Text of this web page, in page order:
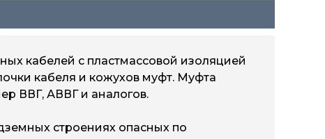
кабелей с пластмассовой изоляцией
кабеля и кожухов муфт. Муфта
ВВГ, АВВГ и аналогов.
строениях опасных по